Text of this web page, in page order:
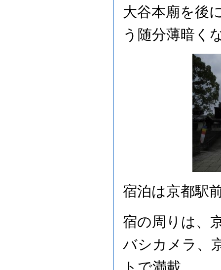
大谷本廟を後
う随分薄暗く
宿泊は京都駅
宿の周りは、
バシカメラ、